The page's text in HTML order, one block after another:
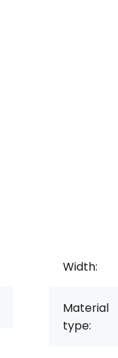
Width:
Material
type: